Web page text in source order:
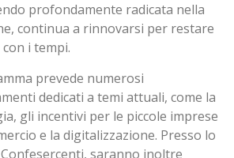
profondamente radicata nella
continua a rinnovarsi per restare
i tempi.
prevede numerosi
dedicati a temi attuali, come la
gli incentivi per le piccole imprese
e la digitalizzazione. Presso lo
saranno inoltre